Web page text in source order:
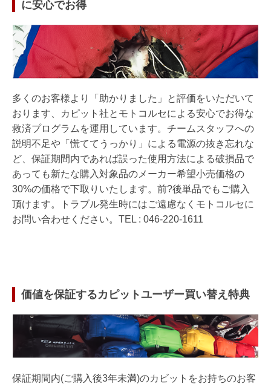
に安心でお得
多くのお客様より「助かりました」と評価をいただいて
おります、カピット社とモトコルセによる安心でお得な
救済プログラムを運用しています。チームスタッフへの
説明不足や「慌ててうっかり」による電源の抜き忘れな
ど、保証期間内であれば誤った使用方法による破損品で
あっても新たな購入対象品のメーカー希望小売価格の
30%の価格で下取りいたします。前?後単品でもご購入
頂けます。トラブル発生時にはご遠慮なくモトコルセに
お問い合わせください。TEL : 046-220-1611
価値を保証するカピットユーザー買い替え特典
保証期間内(ご購入後3年未満)のカビットをお持ちのお客